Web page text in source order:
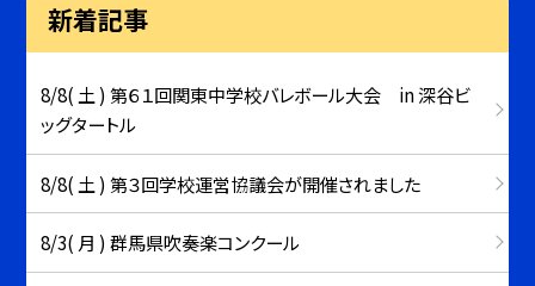
新着記事
8/8( 土 ) 第６１回関東中学校バレボール大会 in 深谷ビ
ッグタートル
8/8( 土 ) 第３回学校運営協議会が開催されました
8/3( 月 ) 群馬県吹奏楽コンクール